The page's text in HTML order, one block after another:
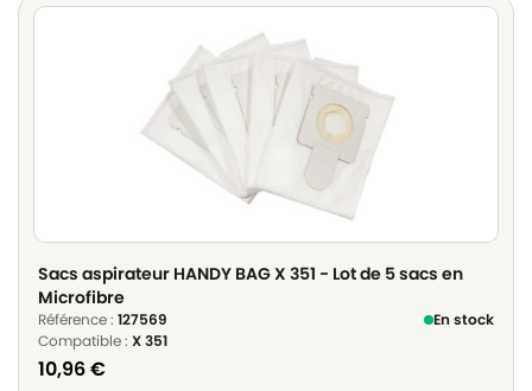
Sacs aspirateur HANDY BAG X 351 - Lot de 5 sacs en
Microfibre
Référence : 127569
En stock
Compatible : X 351
10,96€